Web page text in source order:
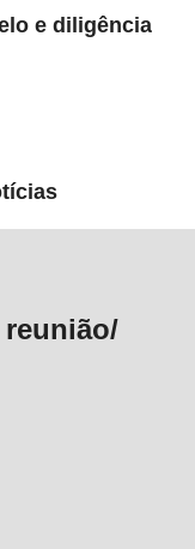
e diligência
reunião/